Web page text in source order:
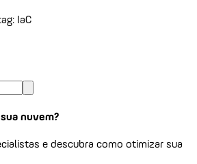
IaC
nuvem?
e descubra como otimizar sua